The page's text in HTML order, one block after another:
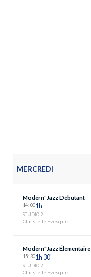
MERCREDI
Modern' Jazz Débutant
14:001h
STUDIO 2
Christelle Evesque
Modern"Jazz Élémentaire
15:301h 30'
STUDIO 2
Christelle Evesque